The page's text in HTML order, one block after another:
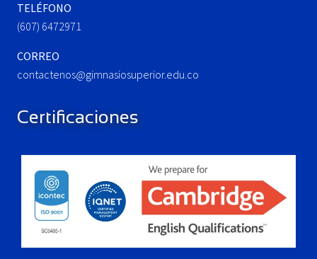
TELÉFONO
(607) 6472971
CORREO
contactenos@gimnasiosuperior.edu.co
Certificaciones